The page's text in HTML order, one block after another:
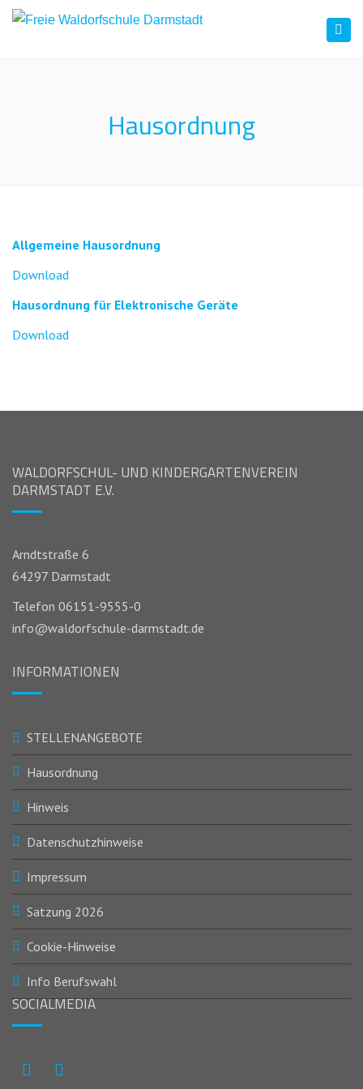
Hausordnung
Allgemeine Hausordnung
Download
Hausordnung für Elektronische Geräte
Download
WALDORFSCHUL- UND KINDERGARTENVEREIN
DARMSTADT E.V.
Arndtstraße 6
64297 Darmstadt
Telefon 06151-9555-0
info@waldorfschule-darmstadt.de
INFORMATIONEN
STELLENANGEBOTE
Hausordnung
Hinweis
Datenschutzhinweise
Impressum
Satzung 2026
Cookie-Hinweise
Info Berufswahl
SOCIALMEDIA
Instagram